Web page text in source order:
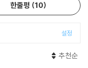
즈음, 스멀스멀 기어나오
죄책감의 원인을 두 가지
고, 가용한 시간에 맞춰 일
로 업무를 하는 것은 집중
적 능력 자체를 망가뜨린
한줄평 10
설정
추천순